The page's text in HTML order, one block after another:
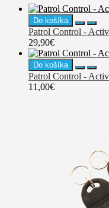
Do košíka
Patrol Control -
29,90€
Do košíka
Patrol Control -
11,00€